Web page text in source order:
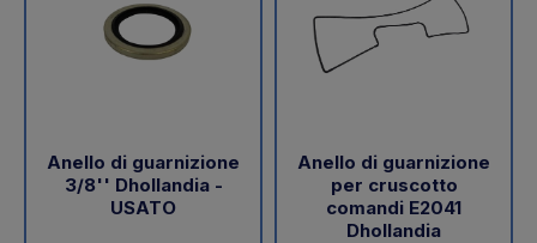
Anello di guarnizione
3/8'' Dhollandia -
USATO
Anello di guarnizione
per cruscotto
comandi E2041
Dhollandia